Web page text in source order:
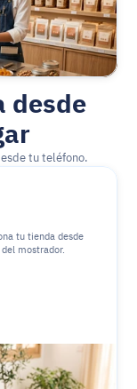
desde
tu teléfono.
tu tienda desde
mostrador.